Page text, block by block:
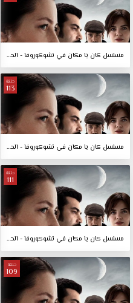
مسلسل كان يا مكان في تشوكوروفا - الحلقة 115
حلقة
113
مسلسل كان يا مكان في تشوكوروفا - الحلقة 113
حلقة
111
مسلسل كان يا مكان في تشوكوروفا - الحلقة 111
حلقة
109